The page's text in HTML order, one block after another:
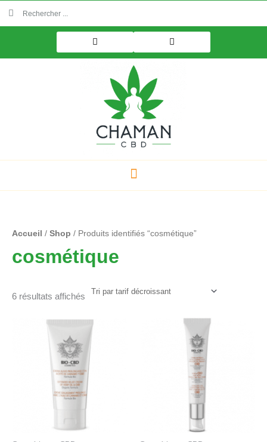
Accueil / Shop / Produits identifiés “cosmétique”
cosmétique
6 résultats affichés
Trié
par
décroissant